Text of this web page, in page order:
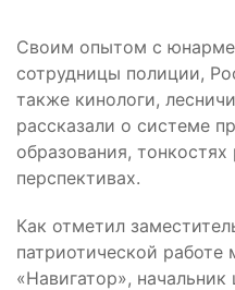
Своим опытом с
сотрудницы полиции,
также кинологи,
рассказали о системе
образования,
перспективах.
Как отметил
патриотической работе
«Навигатор»,